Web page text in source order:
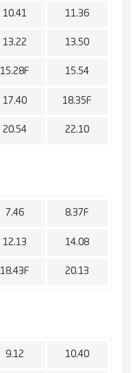
10.41 11.36
13.22 13.50
15.28F 15.54
17.40 18.35F
20.54 22.10
7.46 8.37F
12.13 14.08
18.43F 20.13
9.12 10.40